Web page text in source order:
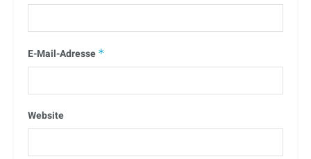
E-Mail-Adresse *
Website